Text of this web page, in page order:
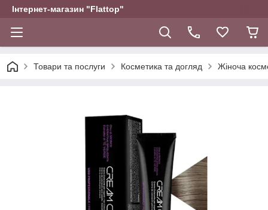
Інтернет-магазин "Flattop"
Товари та послуги Косметика та догляд Жіноча